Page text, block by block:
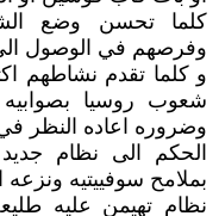
كلما تحسن وضع
وفرصهم في الوصول
و كلما تقدم نشاطهم
شعوب روسيا بصوابيه
وضروره اعاده النظر في
الحكم الى نظام
بملامح سوفييتيه ونزعه
نظام تهيمن عليه